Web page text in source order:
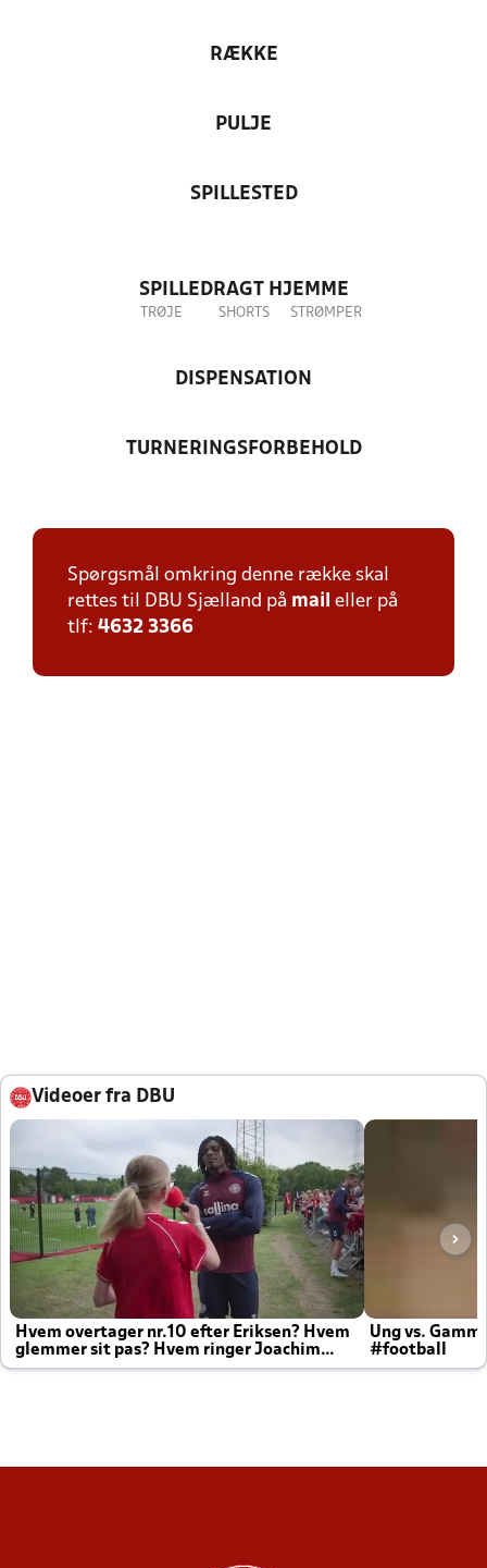
RÆKKE
PULJE
SPILLESTED
SPILLEDRAGT HJEMME
TRØJE SHORTS STRØMPER
DISPENSATION
TURNERINGSFORBEHOLD
Spørgsmål omkring denne række skal
rettes til DBU Sjælland på mail eller på
tlf: 4632 3366
Videoer fra DBU
Hvem overtager nr.10 efter Eriksen? Hvem
glemmer sit pas? Hvem ringer Joachim
altid til efter kampe?
Ung vs.
#football